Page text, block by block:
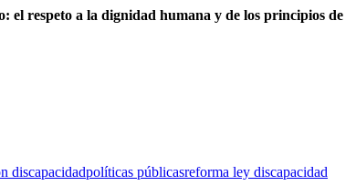
el respeto a la dignidad humana y de los principios de
discapacidadpolíticas públicasreforma ley discapacidad